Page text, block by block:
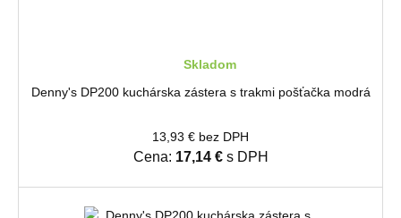
Skladom
Denny's DP200 kuchárska zástera s trakmi pošťačka modrá
13,93 € bez DPH
Cena: 17,14 €s DPH